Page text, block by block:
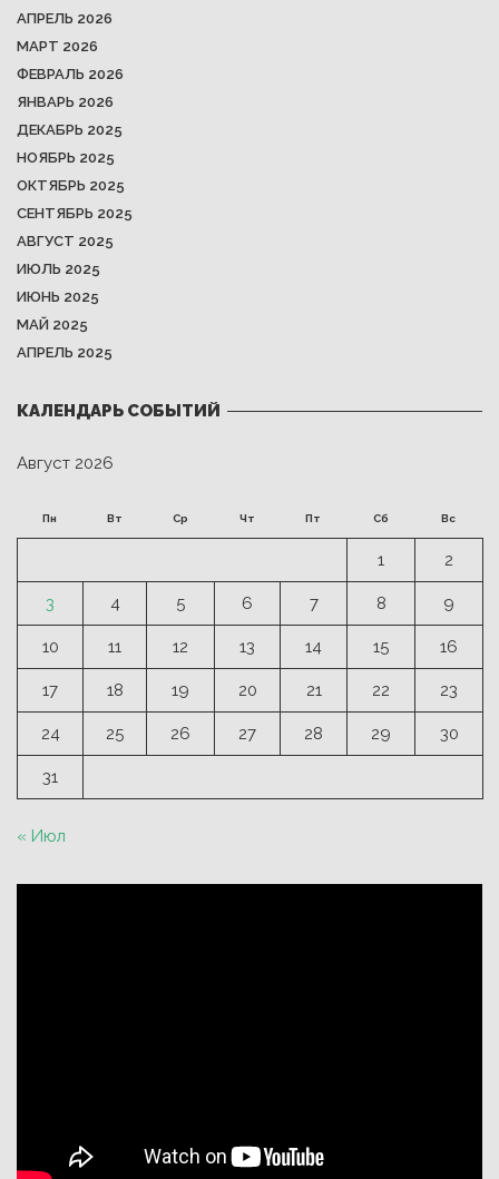
АПРЕЛЬ 2026
МАРТ 2026
ФЕВРАЛЬ 2026
ЯНВАРЬ 2026
ДЕКАБРЬ 2025
НОЯБРЬ 2025
ОКТЯБРЬ 2025
СЕНТЯБРЬ 2025
АВГУСТ 2025
ИЮЛЬ 2025
ИЮНЬ 2025
МАЙ 2025
АПРЕЛЬ 2025
КАЛЕНДАРЬ СОБЫТИЙ
Август 2026
Пн Вт Ср Чт Пт Сб Вс
1 2
3 4 5 6 7 8 9
10 11 12 13 14 15 16
17 18 19 20 21 22 23
24 25 26 27 28 29 30
31
« Июл